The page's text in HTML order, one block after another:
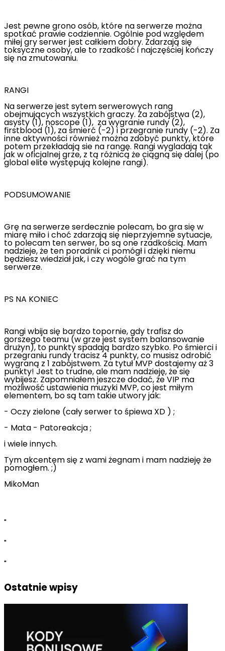
Jest pewne grono osób, które na serwerze można
spotkać prawie codziennie. Ogólnie pod względem
miłej gry serwer jest całkiem dobry. Zdarzają się
toksyczne osoby, ale to rzadkość i najczęściej kończy
się na zmutowaniu.
RANGI
Na serwerze jest sytem serwerowych rang
obejmujących wszystkich graczy. Za zabójstwa (2),
asysty (1), noscope (1), za wygranie rundy (2),
firstblood (1), za śmierć (-2) i przegranie rundy (-2). Za
inne aktywności również można zdobyć punkty, które
potem przekładają sie na rangę. Rangi wygladają tak
jak w oficjalnej grze, z tą różnicą że ciągną się dalej (po
global elite występują kolejne rangi).
PODSUMOWANIE
Grę na serwerze serdecznie polecam, bo gra się w
miarę miło i choć zdarzają się nieprzyjemne sytuacje,
to polecam ten serwer, bo są one rzadkością. Mam
nadzieje, że ten poradnik ci pomógł i dzięki niemu
będziesz wiedział jak, i czy wogóle grać na tym
serwerze.
PS NA KONIEC
Rangi wbija się bardzo topornie, gdy trafisz do
gorszego teamu (w grze jest system balansowanie
drużyn), to punkty spadają bardzo szybko. Po śmierci i
przegraniu rundy tracisz 4 punkty, co musisz odrobić
wygraną z 1 zabójstwem. Za tytuł MVP dostajemy aż 3
punkty! Jest to trudne, ale mam nadzieję, że się
wybijesz. Zapomniałem jeszcze dodać, że VIP ma
możliwość ustawienia muzyki MVP, co jest miłym
elementem, bo są tam takie utwory jak:
- Oczy zielone (cały serwer to śpiewa XD ) ;
- Mata - Patoreakcja ;
i wiele innych.
Tym akcentem się z wami żegnam i mam nadzieję że
pomogłem. ;)
MikoMan
"
"
"
Ostatnie wpisy